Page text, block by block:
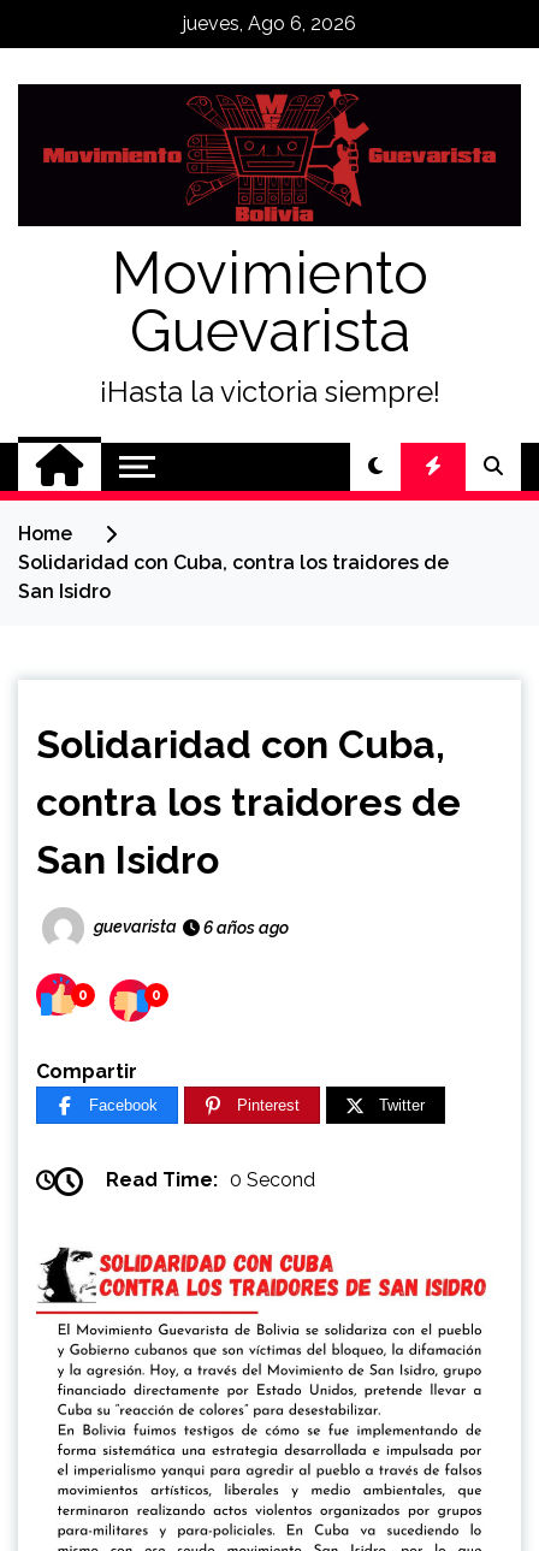
jueves, Ago 6, 2026
Movimiento
Guevarista
¡Hasta la victoria siempre!
Home
Solidaridad con Cuba, contra los traidores de
San Isidro
Solidaridad con Cuba,
contra los traidores de
San Isidro
guevarista 6 años ago
0 0
Compartir
Facebook Pinterest Twitter
Read Time: 0 Second